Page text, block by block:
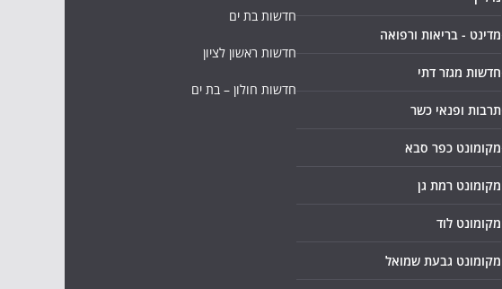
מדינט - בריאות ורפואה
חדשות מגזר דתי
תרבות ופנאי כשר
מקומונט כפר סבא
מקומונט רמת גן
מקומונט לוד
מקומונט גבעת שמואל
חדשות בת ים
חדשות ראשון לציון
חדשות חולון – בת ים